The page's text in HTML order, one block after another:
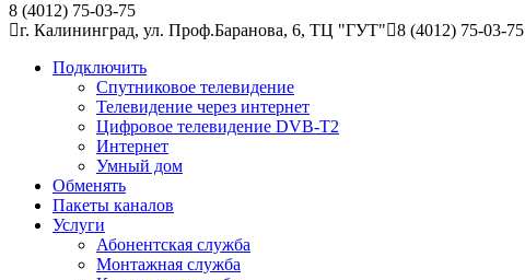
8 (4012) 75-03-75
г. Калининград, ул. Проф.Баранова, 6, ТЦ "ГУТ"
8 (4012) 75-03-75
Подключить
Спутниковое телевидение
Телевидение через интернет
Цифровое телевидение DVB-T2
Интернет
Умный дом
Обменять
Пакеты каналов
Услуги
Абонентская служба
Монтажная служба